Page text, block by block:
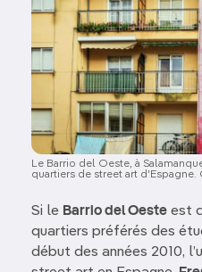
Le Barrio del Oeste, à
quartiers de street art
Si le Barrio del Oeste est
quartiers préférés des
début des années 2010,